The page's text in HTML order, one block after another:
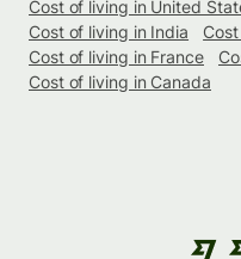
Cost of living in United
Cost of living in India
Cost of living in France
Cost of living in Canada